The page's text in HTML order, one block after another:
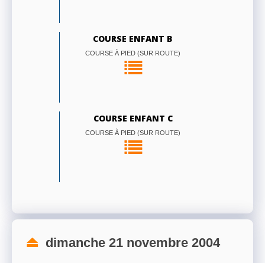
COURSE ENFANT B
COURSE À PIED (SUR ROUTE)
COURSE ENFANT C
COURSE À PIED (SUR ROUTE)
dimanche 21 novembre 2004